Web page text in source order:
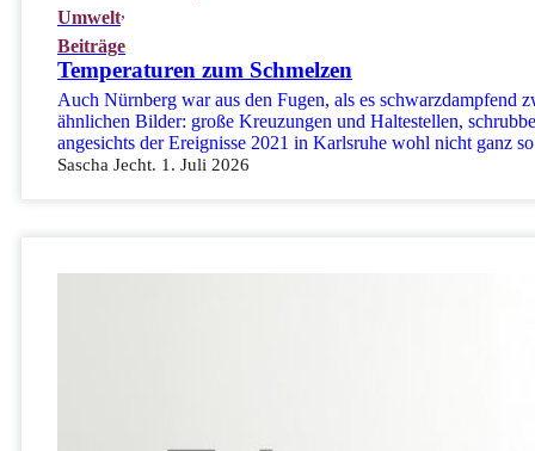
Umwelt
Beiträge
Temperaturen zum Schmelzen
Auch Nürnberg war aus den Fugen, als es
ähnlichen Bilder: große Kreuzungen und Haltestellen,
angesichts der Ereignisse 2021 in Karlsruhe wohl nicht ganz
Sascha Jecht. 1. Juli 2026